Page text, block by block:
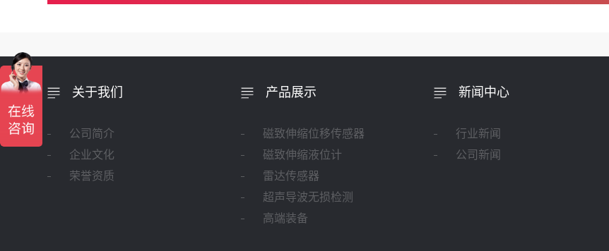
关于我们
公司简介
企业文化
荣誉资质
产品展示
磁致伸缩位移传感器
磁致伸缩液位计
雷达传感器
超声导波无损检测
高端装备
新闻中心
行业新闻
公司新闻